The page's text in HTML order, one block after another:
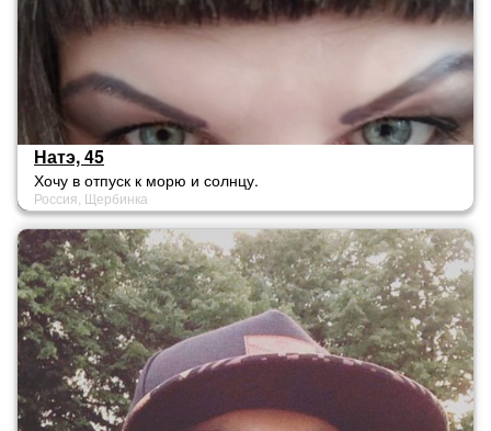
Натэ, 45
Хочу в отпуск к морю и солнцу.
Россия, Щербинка